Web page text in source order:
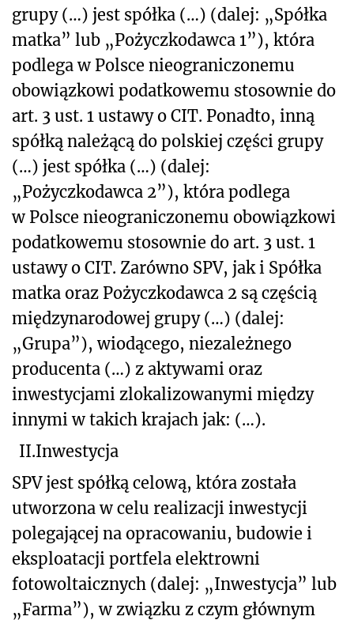
grupy (…) jest spółka (…) (dalej: „Spółka
matka” lub „Pożyczkodawca 1”), która
podlega w Polsce nieograniczonemu
obowiązkowi podatkowemu stosownie do
art. 3 ust. 1 ustawy o CIT. Ponadto, inną
spółką należącą do polskiej części grupy
(…) jest spółka (…) (dalej:
„Pożyczkodawca 2”), która podlega
w Polsce nieograniczonemu obowiązkowi
podatkowemu stosownie do art. 3 ust. 1
ustawy o CIT. Zarówno SPV, jak i Spółka
matka oraz Pożyczkodawca 2 są częścią
międzynarodowej grupy (…) (dalej:
„Grupa”), wiodącego, niezależnego
producenta (…) z aktywami oraz
inwestycjami zlokalizowanymi między
innymi w takich krajach jak: (…).
II.Inwestycja
SPV jest spółką celową, która została
utworzona w celu realizacji inwestycji
polegającej na opracowaniu, budowie i
eksploatacji portfela elektrowni
fotowoltaicznych (dalej: „Inwestycja” lub
„Farma”), w związku z czym głównym